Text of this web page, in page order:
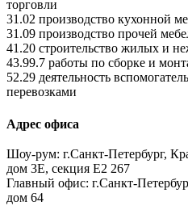
торговли
31.02 производство кухонной
31.09 производство прочей
41.20 строительство жилых и
43.99.7 работы по сборке и
52.29 деятельность
перевозками
Адрес офиса
Шоу-рум: г.Санкт-Петербург,
дом 3Е, секция Е2 267
Главный офис: г.Санкт-
дом 64